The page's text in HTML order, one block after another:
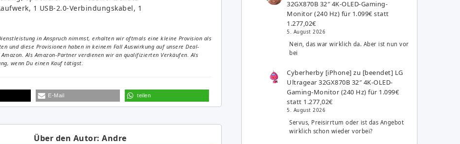
1 USB-2.0-Verbindungskabel, 1
in Anspruch nimmst, erhalten wir oftmals eine kleine Provision als
und diese Provisionen haben in keinem Fall Auswirkung auf unsere Deal-
Als Amazon-Partner verdienen wir an qualifizierten Verkäufen. Als
wenn Du einen Kauf tätigst.
E-Mail teilen
Über den Autor: Andre
32GX870B 32″ 4K-OLED-Gaming-
Monitor (240 Hz) für 1.099€ statt
1.277,02€
5. August 2026
Nein, das war wirklich da. Aber ist nun vor
bei
Cyberherby [iPhone] zu [beendet] LG
Ultragear 32GX870B 32″ 4K-OLED-
Gaming-Monitor (240 Hz) für 1.099€
statt 1.277,02€
5. August 2026
Servus, Preisirrtum oder ist das Angebot
wirklich schon wieder vorbei?